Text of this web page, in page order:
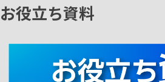
お役立ち資料